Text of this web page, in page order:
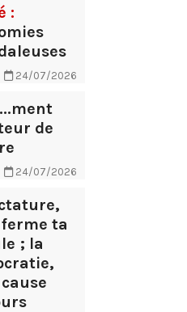
:
24/07/2026
de
24/07/2026
ferme ta
; la
cause